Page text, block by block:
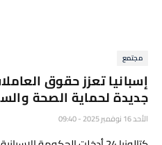
مجتمع
إسبانيا تعزز حقوق
جديدة لحماية الصحة
الأحد 16 نوفمبر 2025 - 09:40